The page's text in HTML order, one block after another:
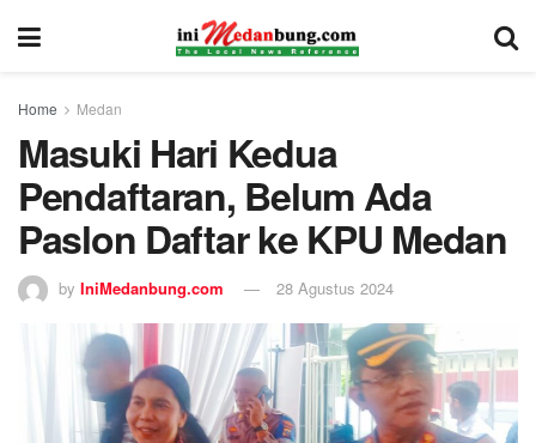
Home Medan
Masuki Hari Kedua
Pendaftaran, Belum Ada
Paslon Daftar ke KPU Medan
by IniMedanbung.com 28 Agustus 2024